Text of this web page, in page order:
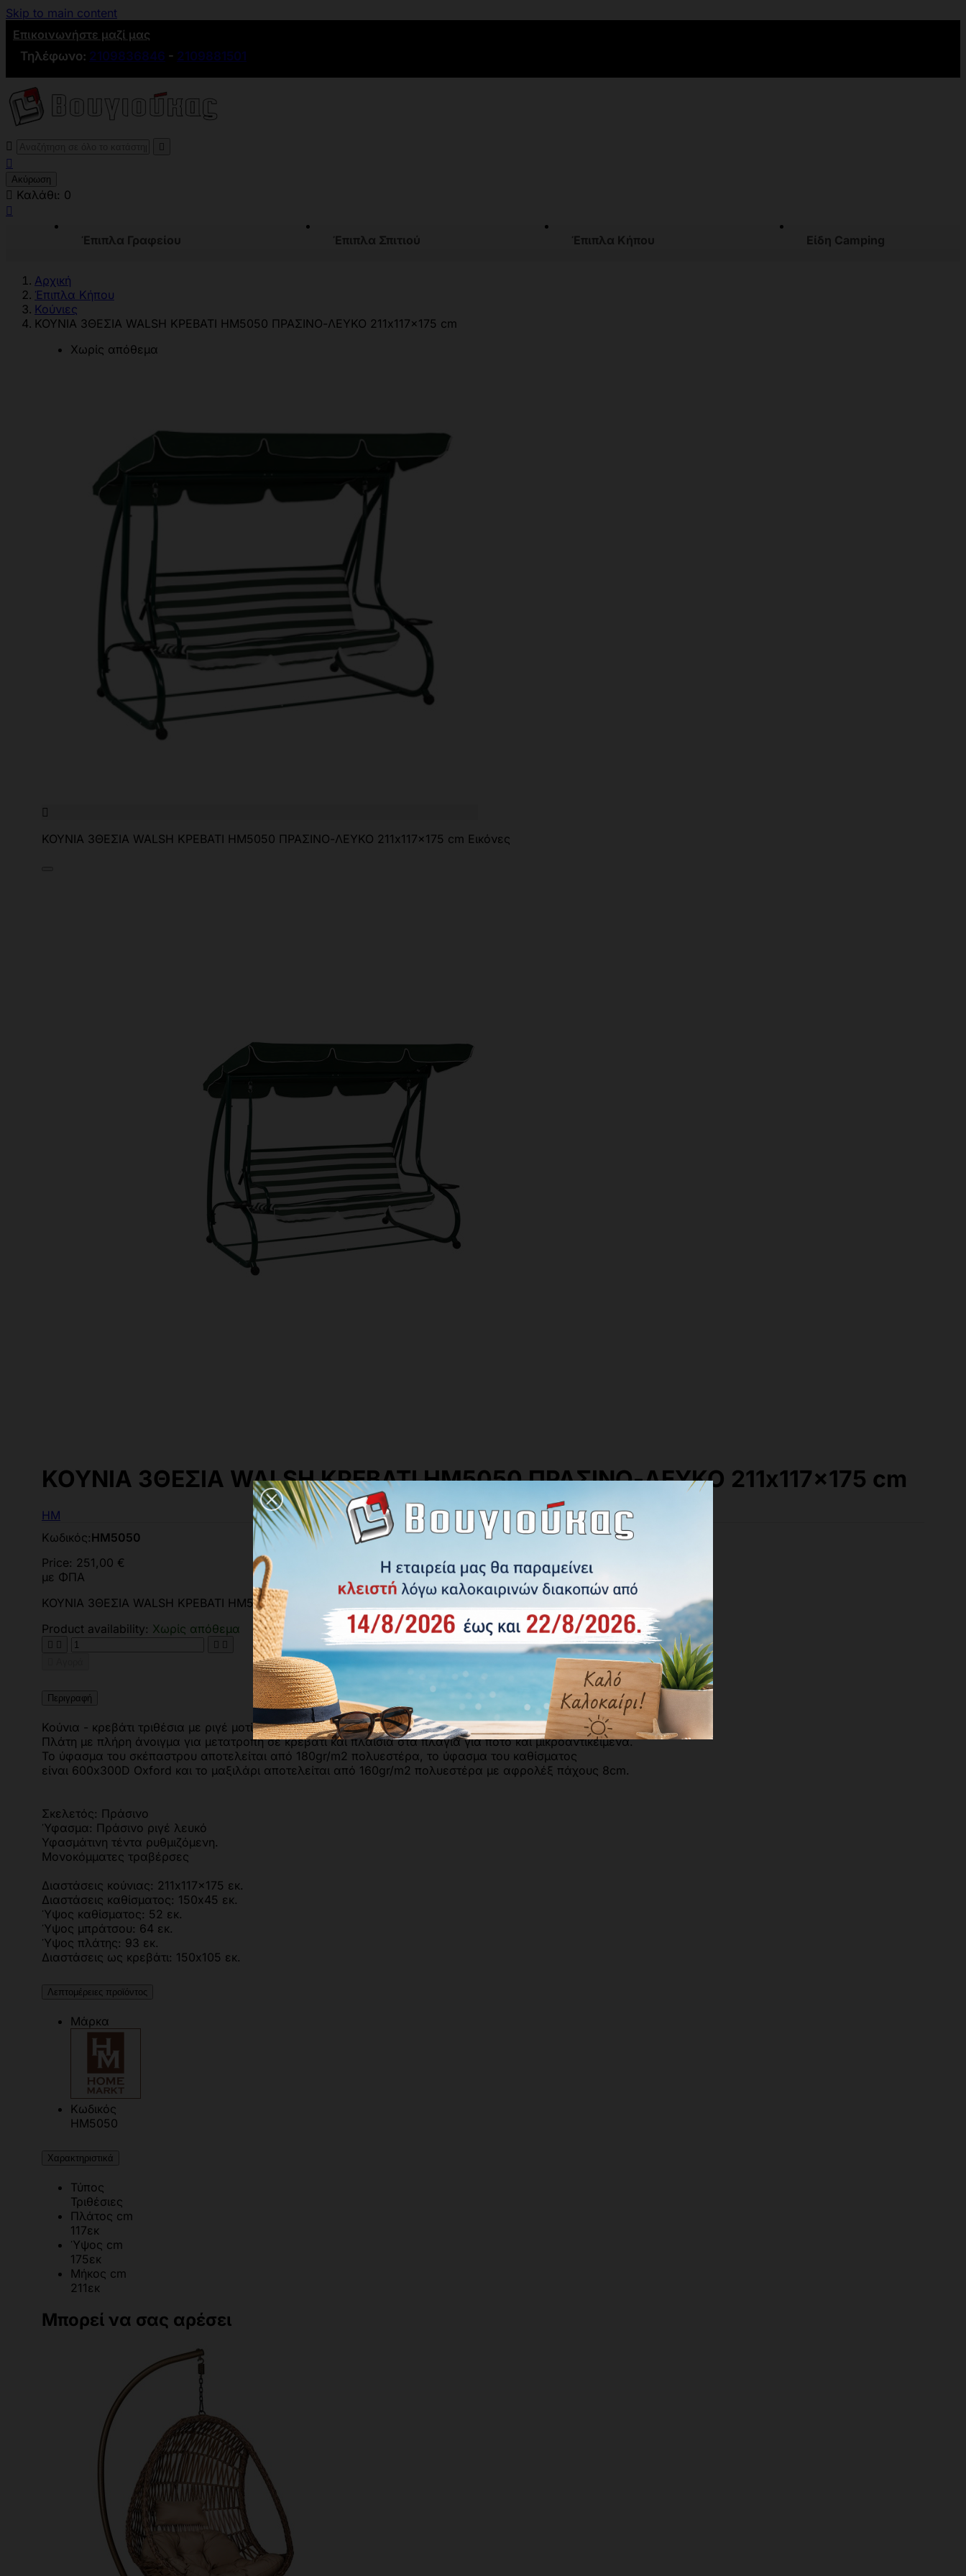
Skip to main content
Επικοινωνήστε μαζί μας
Τηλέφωνο: 2109836846 - 2109881501
 

Ακύρωση
 Καλάθι: 0

Έπιπλα Γραφείου Έπιπλα Σπιτιού Έπιπλα Κήπου Είδη Camping
Αρχική
Έπιπλα Κήπου
Κούνιες
ΚΟΥΝΙΑ 3ΘΕΣΙΑ WALSH ΚΡΕΒΑΤΙ HM5050 ΠΡΑΣΙΝΟ-ΛΕΥΚΟ 211x117x175 cm
Χωρίς απόθεμα

ΚΟΥΝΙΑ 3ΘΕΣΙΑ WALSH ΚΡΕΒΑΤΙ HM5050 ΠΡΑΣΙΝΟ-ΛΕΥΚΟ 211x117x175 cm Εικόνες
ΚΟΥΝΙΑ 3ΘΕΣΙΑ WALSH ΚΡΕΒΑΤΙ HM5050 ΠΡΑΣΙΝΟ-ΛΕΥΚΟ 211x117x175 cm
HM
Κωδικός:HM5050
Price: 251,00 €
με ΦΠΑ
ΚΟΥΝΙΑ 3ΘΕΣΙΑ WALSH ΚΡΕΒΑΤΙ HM5050 ΠΡΑΣΙΝΟ-ΛΕΥΚΟ 211x117x175 cm
Product availability: Χωρίς απόθεμα
   
Περιγραφή
Κούνια - κρεβάτι τριθέσια με ριγέ μοτίβο σε λευκό και πράσινο.
Πλάτη με πλήρη άνοιγμα για μετατροπή σε κρεβάτι και πλαίσια στα πλάγια για ποτό και μικροαντικείμενα.
Το ύφασμα του σκέπαστρου αποτελείται από 180gr/m2 πολυεστέρα, το ύφασμα του καθίσματος
είναι 600x300D Oxford και το μαξιλάρι αποτελείται από 160gr/m2 πολυεστέρα με αφρολέξ πάχους 8cm.
Σκελετός: Πράσινο
Ύφασμα: Πράσινο ριγέ λευκό
Υφασμάτινη τέντα ρυθμιζόμενη.
Μονοκόμματες τραβέρσες
Διαστάσεις κούνιας: 211x117x175 εκ.
Διαστάσεις καθίσματος: 150x45 εκ.
Ύψος καθίσματος: 52 εκ.
Ύψος μπράτσου: 64 εκ.
Ύψος πλάτης: 93 εκ.
Διαστάσεις ως κρεβάτι: 150x105 εκ.
Λεπτομέρειες προϊόντος
Μάρκα
Κωδικός
HM5050
Χαρακτηριστικά
Τύπος
Τριθέσιες
Πλάτος cm
117εκ
Ύψος cm
175εκ
Μήκος cm
211εκ
Μπορεί να σας αρέσει